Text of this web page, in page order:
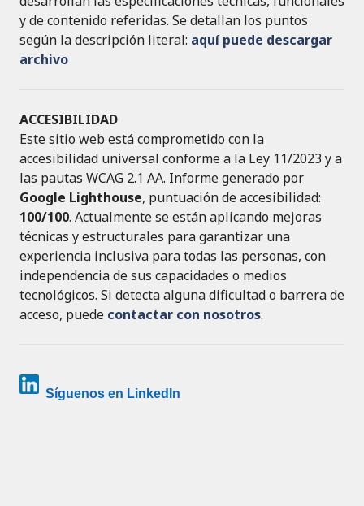
y de contenido referidas. Se detallan los puntos
según la descripción literal: aquí puede descargar
archivo
ACCESIBILIDAD
Este sitio web está comprometido con la
accesibilidad universal conforme a la Ley 11/2023 y a
las pautas WCAG 2.1 AA. Informe generado por
Google Lighthouse, puntuación de accesibilidad:
100/100. Actualmente se están aplicando mejoras
técnicas y estructurales para garantizar una
experiencia inclusiva para todas las personas, con
independencia de sus capacidades o medios
tecnológicos. Si detecta alguna dificultad o barrera de
acceso, puede contactar con nosotros.
Síguenos en LinkedIn